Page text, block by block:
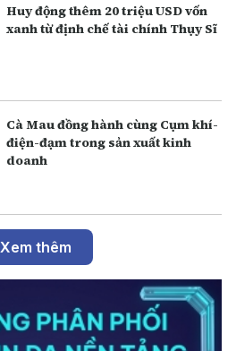
Huy động thêm 20 triệu USD vốn
xanh từ định chế tài chính Thụy Sĩ
Cà Mau đồng hành cùng Cụm khí-
điện-đạm trong sản xuất kinh
doanh
Xem thêm